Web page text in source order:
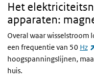
Het
apparaten:
Overal waar
een frequentie van 50 Hz
hoogspanningslijnen,
huis.